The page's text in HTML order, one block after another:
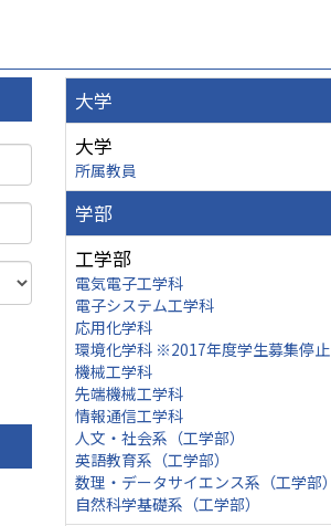
大学
大学
所属教員
学部
工学部
電気電子工学科
電子システム工学科
応用化学科
環境化学科 ※2017年度学生募集停止
機械工学科
先端機械工学科
情報通信工学科
人文・社会系（工学部）
英語教育系（工学部）
数理・データサイエンス系（工学部）
自然科学基礎系（工学部）